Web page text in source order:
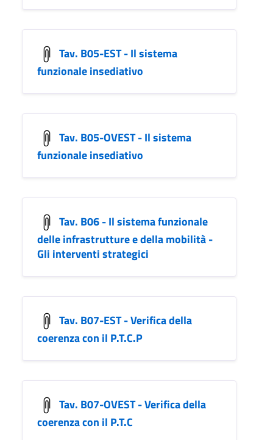
Tav. B05-EST - Il sistema
funzionale insediativo
Tav. B05-OVEST - Il sistema
funzionale insediativo
Tav. B06 - Il sistema funzionale
delle infrastrutture e della mobilità -
Gli interventi strategici
Tav. B07-EST - Verifica della
coerenza con il P.T.C.P
Tav. B07-OVEST - Verifica della
coerenza con il P.T.C